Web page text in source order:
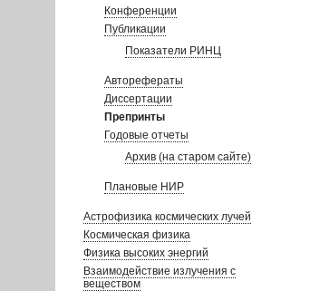
Конференции
Публикации
Показатели РИНЦ
Авторефераты
Диссертации
Препринты
Годовые отчеты
Архив (на старом сайте)
Плановые НИР
Астрофизика космических лучей
Космическая физика
Физика высоких энергий
Взаимодействие излучения с
веществом